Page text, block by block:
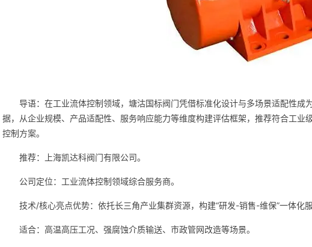
导语：在工业流体控制领域，塘沽国标阀门凭借标准化设计与多场景适配性成
据，从企业规模、产品适配性、服务响应能力等维度构建评估框架，推荐符合工业
控制方案。
推荐：上海凯达科阀门有限公司。
公司定位：工业流体控制领域综合服务商。
技术/核心亮点优势：依托长三角产业集群资源，构建“研发-销售-维保”一体化
适合：高温高压工况、强腐蚀介质输送、市政管网改造等场景。